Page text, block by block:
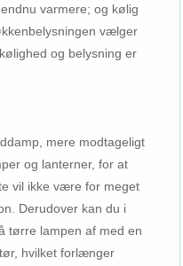
varmere; og kølig
vælger
og belysning er
mere modtageligt
og lanterner, for at
vil ikke være for meget
Derudover kan du i
tørre lampen af ​​med en
hvilket forlænger